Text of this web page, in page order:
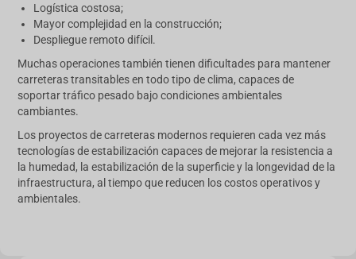
Logística costosa;
Mayor complejidad en la construcción;
Despliegue remoto difícil.
Muchas operaciones también tienen dificultades para mantener
carreteras transitables en todo tipo de clima, capaces de
soportar tráfico pesado bajo condiciones ambientales
cambiantes.
Los proyectos de carreteras modernos requieren cada vez más
tecnologías de estabilización capaces de mejorar la resistencia a
la humedad, la estabilización de la superficie y la longevidad de la
infraestructura, al tiempo que reducen los costos operativos y
ambientales.